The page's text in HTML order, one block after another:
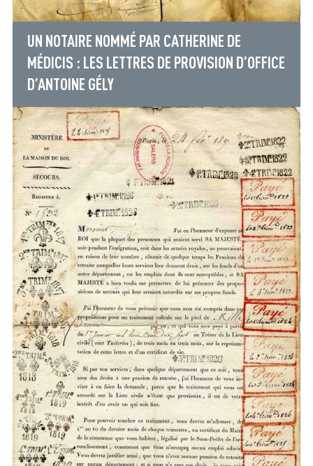
UN NOTAIRE NOMMÉ PAR CATHERINE DE
MÉDICIS : LES LETTRES DE PROVISION D’OFFICE
D’ANTOINE GÉLY